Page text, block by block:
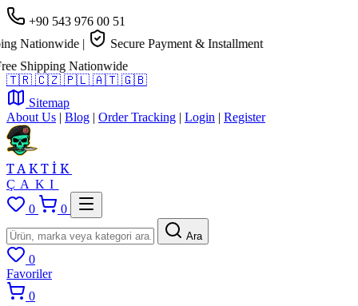
+90 543 976 00 51
Nationwide |
Secure Payment & Installment
Shipping Nationwide
🇹🇷 🇨🇿 🇵🇱 🇦🇹 🇬🇧
Sitemap
About Us | Blog | Order Tracking | Login | Register
TAKTİK
ÇAKI
0
0
Ara
0
Favoriler
0